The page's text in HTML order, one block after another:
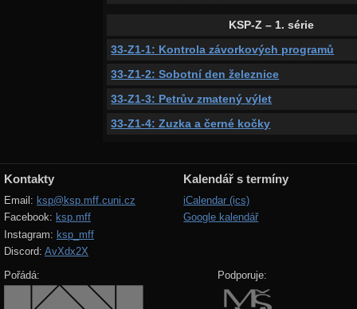
KSP-Z – 1. série
33-Z1-1: Kontrola závorkových programů
33-Z1-2: Sobotní den železnice
33-Z1-3: Petrův zmatený výlet
33-Z1-4: Zuzka a černé kočky
Kontakty
Email: ksp@ksp.mff.cuni.cz
Facebook: ksp.mff
Instagram: ksp_mff
Discord: AvXdx2X
Kalendář s termíny
iCalendar (ics)
Google kalendář
Pořádá: Podporuje: